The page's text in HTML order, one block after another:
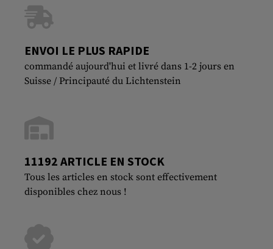
ENVOI LE PLUS RAPIDE
commandé aujourd'hui et livré dans 1-2 jours en
Suisse / Principauté du Lichtenstein
11192 ARTICLE EN STOCK
Tous les articles en stock sont effectivement
disponibles chez nous !